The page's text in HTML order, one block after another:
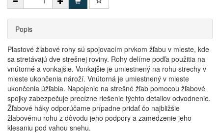
Popis
Plastové žľabové rohy sú spojovacím prvkom žľabu v mieste, kde
sa stretávajú dve strešnej roviny. Rohy delíme podľa použitia na
vnútorné a vonkajšie. Vonkajšie je umiestnený na rohu strechy v
mieste ukončenia nároží. Vnútorná je umiestnený v mieste
ukončenia úžľabia. Napojenie na strešné žľab pomocou žľabové
spojky zabezpečuje precízne riešenie týchto detailov odvodnenie.
Žľabové háky odporúčame prípadne pridať čo najbližšie
žlabovému rohu z dôvodu jeho podpory a zamedzenie jeho
klesaniu pod vahou snehu.